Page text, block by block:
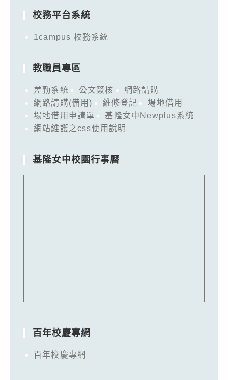
校務平台系統
1campus 校務系統
教職員專區
差勤系統 公文簽核
網路請購
網路請購(備用)
維修登記
場地借用
場地借用申請單
基隆女中Newplus系統
網站維護之css使用說明
基隆女中校園行事曆
百年校慶專網
百年校慶專網